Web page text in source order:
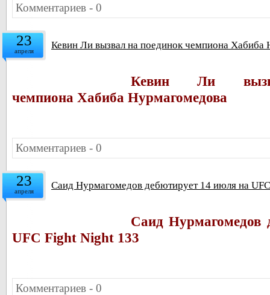
Комментариев - 0
23
апреля Кевин Ли вызвал на поединок чемпиона Хабиба
Кевин Ли
чемпиона Хабиба Нурмагомедова
Комментариев - 0
23
апреля Саид Нурмагомедов дебютирует 14 июля на
Саид Нурмагомедов
UFC Fight Night 133
Комментариев - 0